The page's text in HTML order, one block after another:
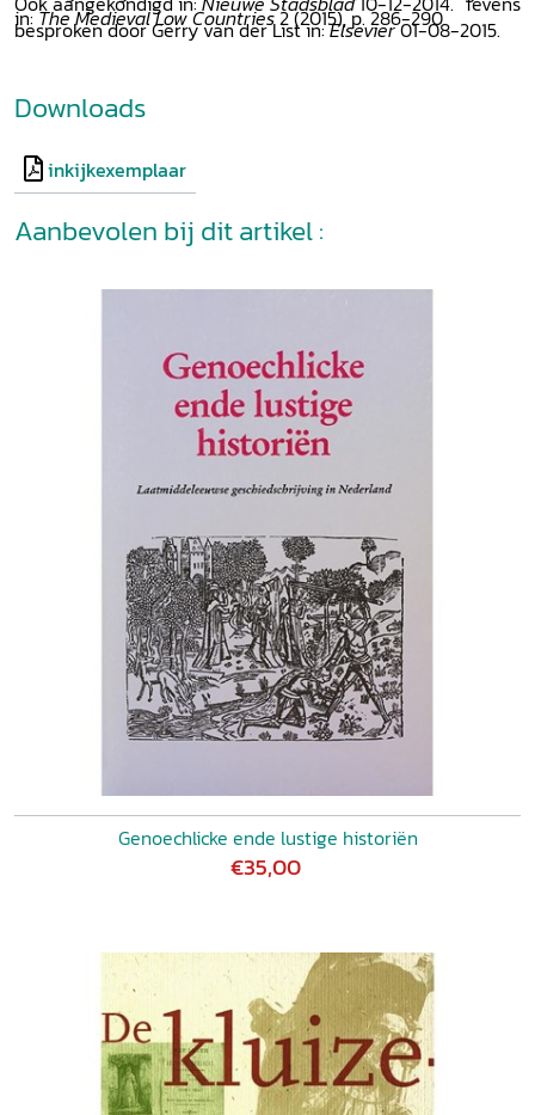
in:The Medieval Low Countries2 (2015), p. 286-290
besproken door Gerry van der List in:Elsevier01-08-2015.
Downloads
inkijkexemplaar
Aanbevolen bij dit artikel :
Genoechlicke ende lustige historiën
€35,00